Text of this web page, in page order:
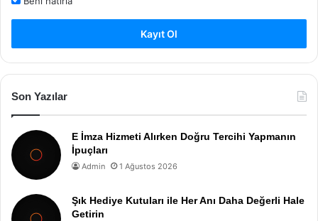
Kayıt Ol
Son Yazılar
E İmza Hizmeti Alırken Doğru Tercihi Yapmanın
İpuçları
Admin 1 Ağustos 2026
Şık Hediye Kutuları ile Her Anı Daha Değerli Hale
Getirin